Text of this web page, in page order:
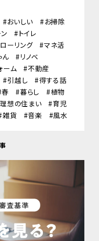
おいしい
お掃除
トイレ
ーリング
マネ活
ん
リノベ
ーム
不動産
引越し
得する話
春 暮らし
植物
理想の住まい
育児
雑貨 音楽 風水